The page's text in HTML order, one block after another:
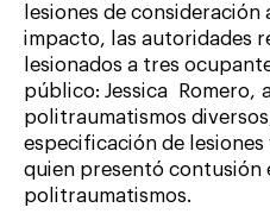
lesiones de consideración
impacto, las autoridades
lesionados a tres
público: Jessica Romero,
politraumatismos
especificación de lesiones
quien presentó contusión
politraumatismos.